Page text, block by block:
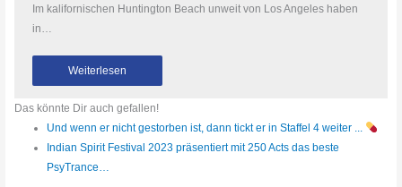
Im kalifornischen Huntington Beach unweit von Los Angeles haben
in…
Weiterlesen
Das könnte Dir auch gefallen!
Und wenn er nicht gestorben ist, dann tickt er in Staffel 4 weiter ...
Indian Spirit Festival 2023 präsentiert mit 250 Acts das beste
PsyTrance…